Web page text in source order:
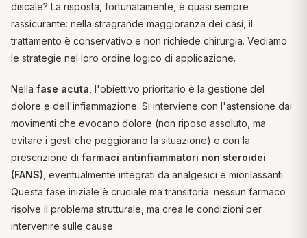
discale? La risposta, fortunatamente, è quasi sempre
rassicurante: nella stragrande maggioranza dei casi, il
trattamento è conservativo e non richiede chirurgia. Vediamo
le strategie nel loro ordine logico di applicazione.
Nella fase acuta , l'obiettivo prioritario è la gestione del
dolore e dell'infiammazione. Si interviene con l'astensione dai
movimenti che evocano dolore (non riposo assoluto, ma
evitare i gesti che peggiorano la situazione) e con la
prescrizione di farmaci antinfiammatori non steroidei
(FANS) , eventualmente integrati da analgesici e miorilassanti.
Questa fase iniziale è cruciale ma transitoria: nessun farmaco
risolve il problema strutturale, ma crea le condizioni per
intervenire sulle cause.